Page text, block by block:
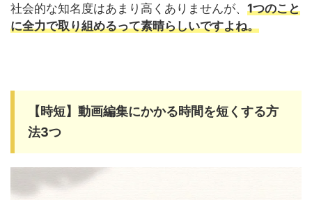
社会的な知名度はあまり高くありませんが、 1つのこと
に全力で取り組めるって素晴らしいですよね。
【時短】動画編集にかかる時間を短くする方
法3つ